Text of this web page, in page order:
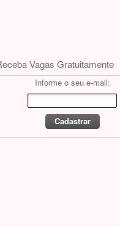
Vagas Gratuitamente
Informe o seu e-mail: